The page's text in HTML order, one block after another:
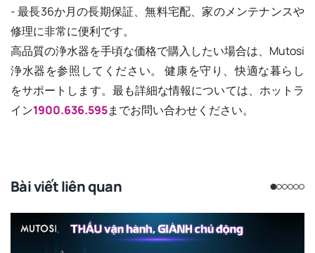
- 最長36か月の長期保証、無料宅配、家のメンテナンスや
修理に非常に便利です。
高品質の浄水器を手頃な価格で購入したい場合は、Mutosi
浄水器を参照してください。 健康を守り、快適な暮らし
をサポートします。最も詳細な情報については、ホットラ
イン1900.636.595までお問い合わせください。
Bài viết liên quan